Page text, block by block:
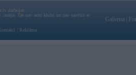
darbojas
maija. Tas nav auto klubs un nav saistīts ar
Reklāma
Galvena